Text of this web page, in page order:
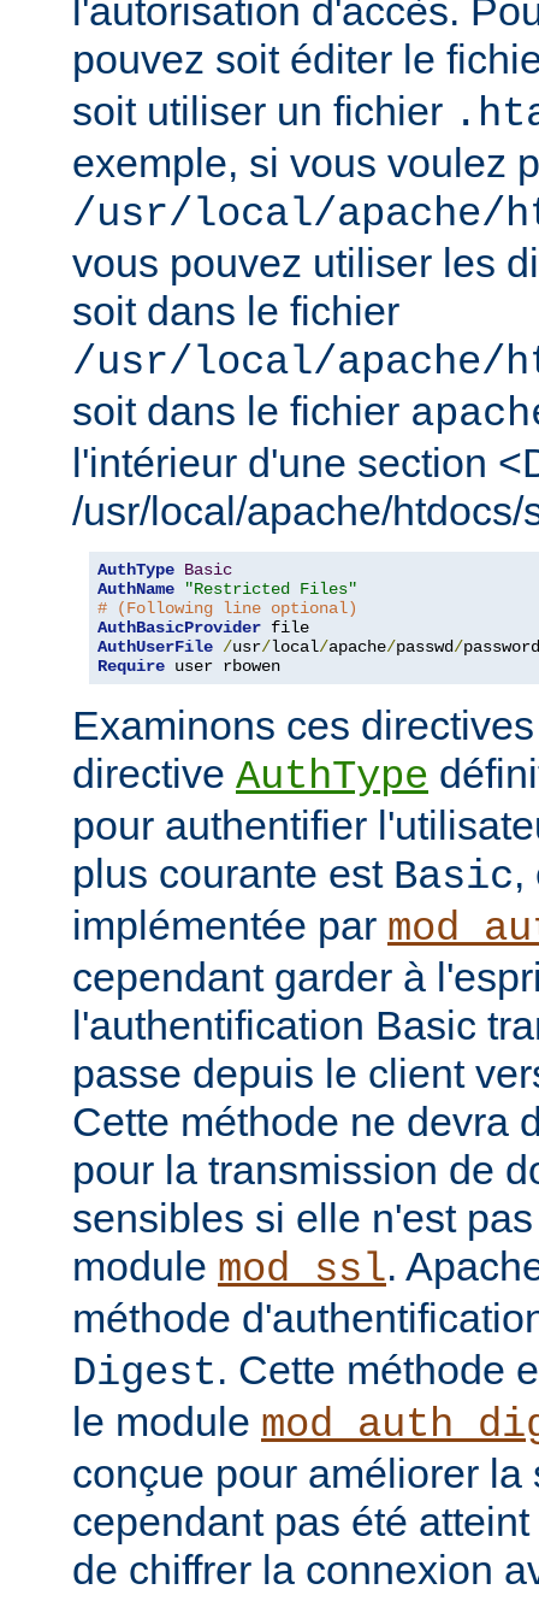
l'autorisation d'accès.
pouvez soit éditer le
soit utiliser un fichier
exemple, si vous voulez
/usr/local/apache/
vous pouvez utiliser les
soit dans le fichier
/usr/local/apache/
soit dans le fichier
l'intérieur d'une section
/usr/local/apache/htdocs/
AuthType Basic
AuthName
"Restricted Files"
# (Following line optional)
AuthBasicProvider
AuthUserFile /usr/local/apache/passwd/
Require user rbowen
Examinons ces
directive AuthType
pour authentifier
plus courante est Basic,
implémentée par
cependant garder à
l'authentification Basic
passe depuis le client
Cette méthode ne devra
pour la transmission de
sensibles si elle n'est
module mod_ssl.
méthode
Digest. Cette méthode
le module
conçue pour améliorer la
cependant pas été
de chiffrer la connexion